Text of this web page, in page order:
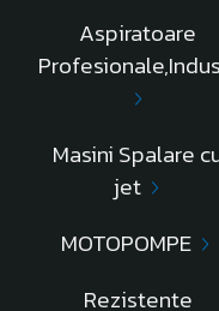
Aspiratoare
Masini Spalare
jet
MOTOPOMPE
Rezistente
Informatii conformitate
Review-